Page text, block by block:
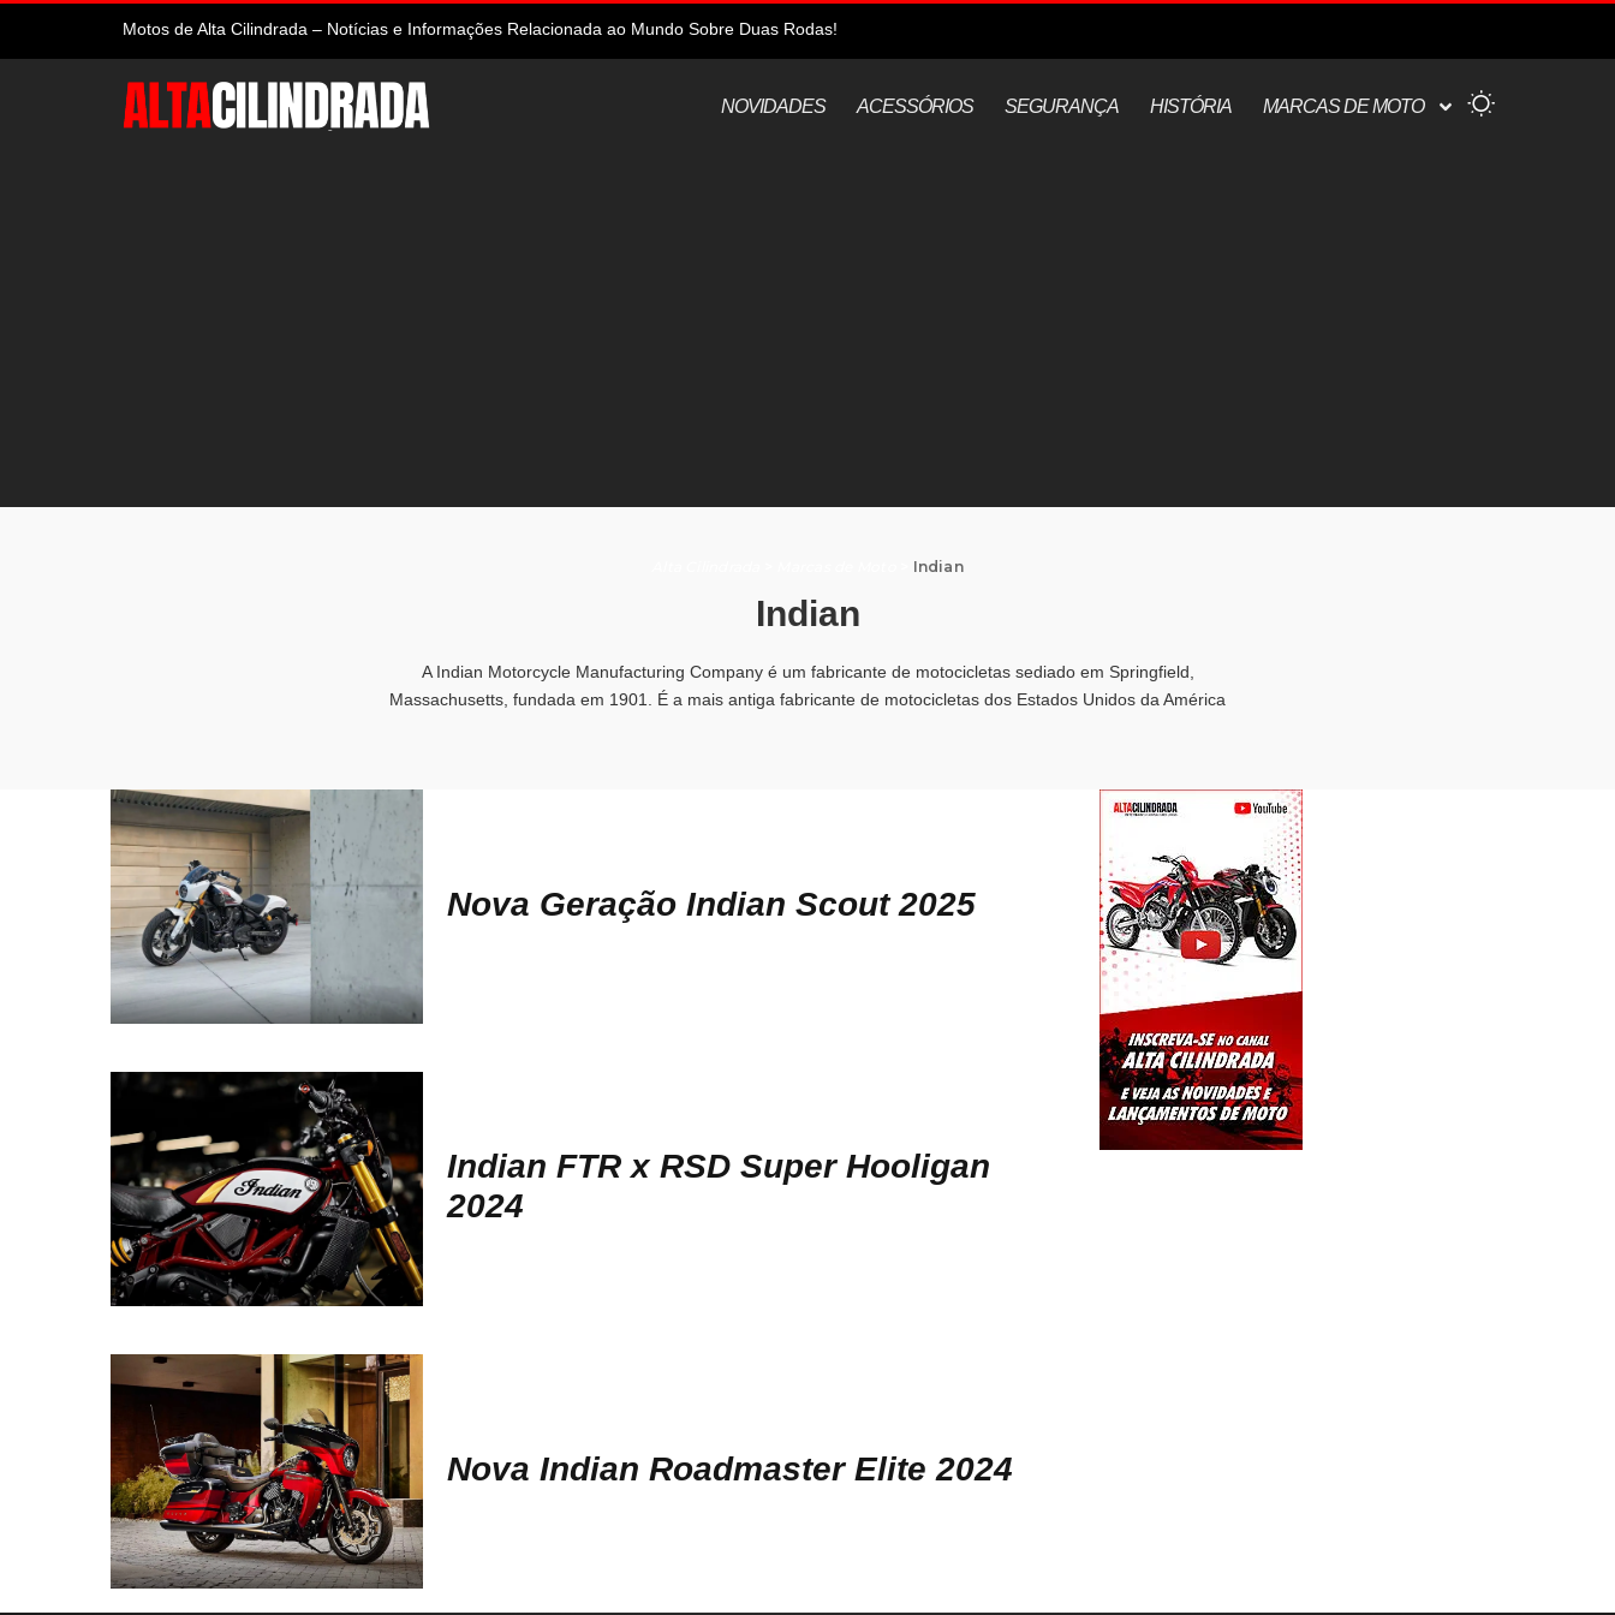
Motos de Alta Cilindrada – Notícias e Informações Relacionada ao Mundo Sobre Duas Rodas!
NOVIDADES ACESSÓRIOS SEGURANÇA HISTÓRIA MARCAS DE MOTO
Indian
Indian
A Indian Motorcycle Manufacturing Company é um fabricante de motocicletas sediado em Springfield,
Massachusetts, fundada em 1901. É a mais antiga fabricante de motocicletas dos Estados Unidos da América
Nova Geração Indian Scout 2025
Indian FTR x RSD Super Hooligan
2024
Nova Indian Roadmaster Elite 2024